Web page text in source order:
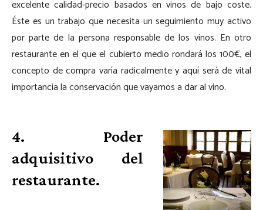
excelente calidad-precio basados en vinos de bajo coste.
Éste es un trabajo que necesita un seguimiento muy activo
por parte de la persona responsable de los vinos. En otro
restaurante en el que el cubierto medio rondará los 100€, el
concepto de compra varía radicalmente y aquí será de vital
importancia la conservación que vayamos a dar al vino.
4. Poder
adquisitivo del
restaurante.